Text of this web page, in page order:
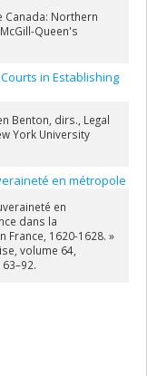
Canada: Northern
Queen's
in Establishing
Benton, dirs., Legal
York University
en métropole
en
dans la
France, 1620-1628. »
volume 64,